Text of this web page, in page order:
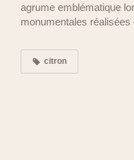
agrume emblématique
monumentales
citron